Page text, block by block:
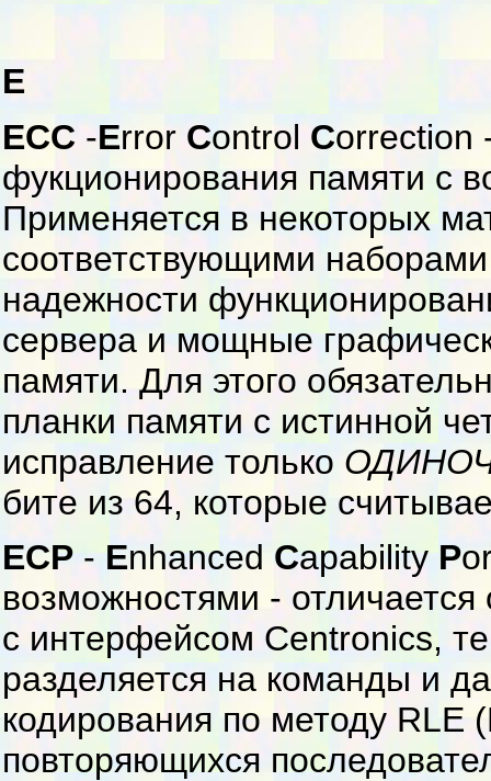
E
ECC -Error Control Correction
фукционирования памяти с
Применяется в некоторых
соответствующими
надежности
сервера и мощные
памяти. Для этого
планки памяти с истинной
исправление только
бите из 64, которые
ECP -Enhanced CapabilityP
возможностями - отличается
с интерфейсом Centronics,
разделяется на команды и
кодирования по методу RLE
повторяющихся